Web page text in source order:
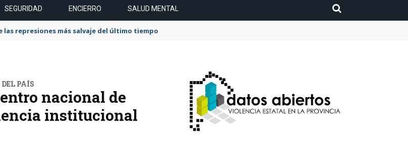
SEGURIDAD ENCIERRO SALUD MENTAL
las represiones más salvaje del último tiempo
PAÍS
nacional de
institucional